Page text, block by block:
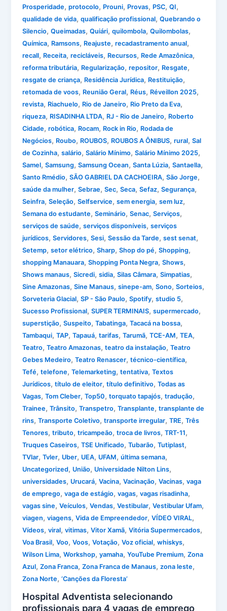
Prosperidade,protocolo, Prouni, Provas, PSC,QI,
qualidade de vida,qualificação profissional,Quebrando o
Silencio,Queimadas,Quiári,quilombola,Quilombolas,
Química, Ramsons, Reajuste,recadastramento anual,
recall, Receita,recicláveis, Recursos, Rede Amazônica,
reforma tributária, Regularização,repositor, Resgate,
resgate de criança, Residência Jurídica, Restituição,
retomada de voos, Reunião Geral, Réus, Réveillon 2025,
revista, Riachuelo, Rio de Janeiro, Rio Preto da Eva,
riqueza, RISADINHA LTDA, RJ - Rio de Janeiro, Roberto
Cidade,robótica, Rocam, Rock in Rio, Rodada de
Negócios, Roubo, ROUBOS, ROUBOS A ÔNIBUS,rural,Sal
de Cozinha,salário,Salário Mínimo,Salário Mínimo 2025,
Samel,Samsung,Samsung Ocean,Santa Lúzia,Santaella,
Santo Rmédio,SÃO GABRIEL DA CACHOEIRA,São Jorge,
saúde da mulher,Sebrae,Sec,Seca,Sefaz,Segurança,
Seinfra,Seleção,Selfservice,sem energia,sem luz,
Semana do estudante,Seminário,Senac,Serviços,
serviços de saúde,serviços disponíveis,serviços
jurídicos,Servidores,Sesi,Sessão da Tarde,sest senat,
Setemp,setor elétrico,Sharp,Shop do pé,Shopping,
shopping Manauara,Shopping Ponta Negra,Shows,
Shows manaus,Sicredi,sidia,Silas Câmara,Simpatias,
Sine Amazonas,Sine Manaus,sinepe-am,Sono,Sorteios,
Sorveteria Glacial,SP - São Paulo,Spotify,studio 5,
Sucesso Profissional,SUPER TERMINAIS,supermercado,
superstição,Suspeito,Tabatinga,Tacacá na bossa,
Tambaqui,TAP,Tapauá,tarifas,Tarumã,TCE-AM,TEA,
Teatro,Teatro Amazonas,teatro da instalação,Teatro
Gebes Medeiro,Teatro Renascer,técnico-científica,
Tefé,telefone,Telemarketing,tentativa,Textos
Jurídicos,título de eleitor,título definitivo,Todas as
Vagas,Tom Cleber,Top50,torquato tapajós,tradução,
Trainee,Trânsito,Transpetro,Transplante,transplante de
rins,Transporte Coletivo,transporte irregular,TRE,Três
Tenores,tributo,tricampeão,troca de livros,TRT-11,
Truques Caseiros,TSE Unificado,Tubarão,Tutiplast,
TVlar,Tvler, Uber, UEA, UFAM,última semana,
Uncategorized, União, Universidade Nilton Lins,
universidades, Urucará,Vacina,Vacinação,Vacinas,vaga
de emprego,vaga de estágio,vagas,vagas risadinha,
vagas sine,Veículos,Vendas,Vestibular,Vestibular Ufam,
viagen,viagens,Vida de Empreendedor,VÍDEO VIRAL,
Vídeos,viral,vitimas,Vitor Xamã,Vitória Supermercados,
Voa Brasil,Voo,Voos,Votação,Voz oficial,whiskys,
Wilson Lima,Workshop,yamaha,YouTube Premium,Zona
Azul,Zona Franca,Zona Franca de Manaus,zona leste,
Zona Norte,‘Canções da Floresta’
Hospital Adventista selecionando
profissionais para 4 vagas de emprego